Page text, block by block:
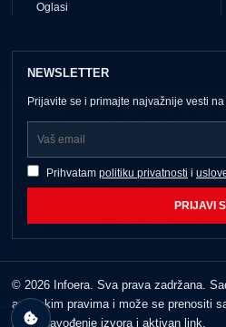
Oglasi
NEWSLETTER
Prijavite se i primajte najvažnije vesti
Prihvatam politiku privatnosti i
PRIJAVI
© 2026 Infoera. Sva prava zadržana.
autorskim pravima i može se prenositi
jasno navođenje izvora i aktivan link.